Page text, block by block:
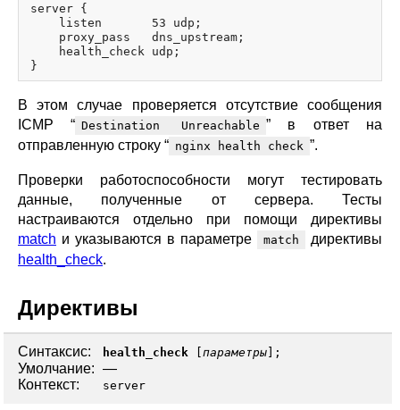
server {
    listen       53 udp;
    proxy_pass   dns_upstream;
    health_check udp;
В этом случае проверяется отсутствие сообщения
ICMP “ Destination Unreachable ” в ответ на
отправленную строку “ nginx health check ”.
Проверки работоспособности могут тестировать
данные, полученные от сервера. Тесты
настраиваются отдельно при помощи директивы
match и указываются в параметре match
директивы
health_check.
Директивы
Синтаксис: health_check параметры ];
Умолчание: —
Контекст:
server